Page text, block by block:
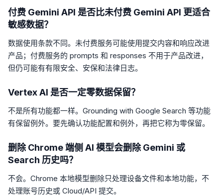
付费 Gemini API 是否比未付费 Gemini API 更适合
敏感数据？
数据使用条款不同。未付费服务可能使用提交内容和响应改进
产品；付费服务的 prompts 和 responses 不用于产品改进，
但仍可能有有限安全、安保和法律日志。
Vertex AI 是否一定零数据保留？
不是所有功能都一样。Grounding with Google Search 等功能
有保留例外。要先确认功能配置和例外，再把它称为零保留。
删除 Chrome 端侧 AI 模型会删除 Gemini 或
Search 历史吗？
不会。Chrome 本地模型删除只处理设备文件和本地功能，不
处理账号历史或 Cloud/API 提交。